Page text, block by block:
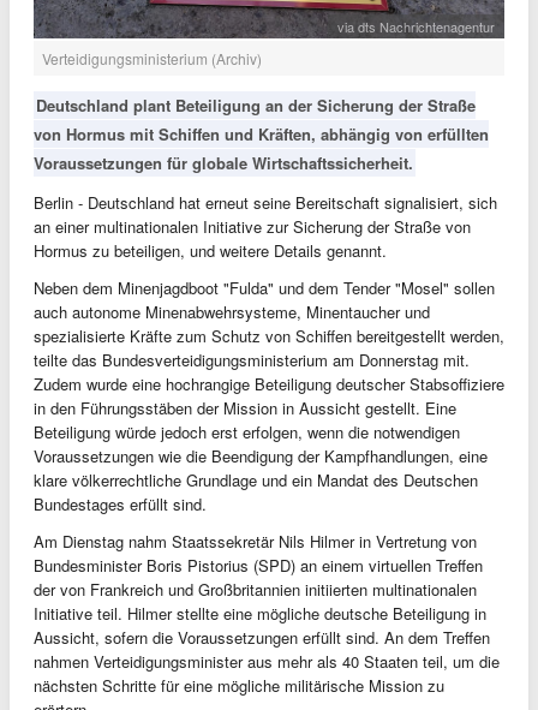
via dts Nachrichtenagentur
Verteidigungsministerium (Archiv)
Deutschland plant Beteiligung an der Sicherung der Straße
von Hormus mit Schiffen und Kräften, abhängig von erfüllten
Voraussetzungen für globale Wirtschaftssicherheit.
Berlin - Deutschland hat erneut seine Bereitschaft signalisiert, sich
an einer multinationalen Initiative zur Sicherung der Straße von
Hormus zu beteiligen, und weitere Details genannt.
Neben dem Minenjagdboot "Fulda" und dem Tender "Mosel" sollen
auch autonome Minenabwehrsysteme, Minentaucher und
spezialisierte Kräfte zum Schutz von Schiffen bereitgestellt werden,
teilte das Bundesverteidigungsministerium am Donnerstag mit.
Zudem wurde eine hochrangige Beteiligung deutscher Stabsoffiziere
in den Führungsstäben der Mission in Aussicht gestellt. Eine
Beteiligung würde jedoch erst erfolgen, wenn die notwendigen
Voraussetzungen wie die Beendigung der Kampfhandlungen, eine
klare völkerrechtliche Grundlage und ein Mandat des Deutschen
Bundestages erfüllt sind.
Am Dienstag nahm Staatssekretär Nils Hilmer in Vertretung von
Bundesminister Boris Pistorius (SPD) an einem virtuellen Treffen
der von Frankreich und Großbritannien initiierten multinationalen
Initiative teil. Hilmer stellte eine mögliche deutsche Beteiligung in
Aussicht, sofern die Voraussetzungen erfüllt sind. An dem Treffen
nahmen Verteidigungsminister aus mehr als 40 Staaten teil, um die
nächsten Schritte für eine mögliche militärische Mission zu